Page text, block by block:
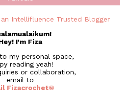
I'm Fiza
my personal space,
reading yeah!
or collaboration,
email to
Fizacrochet©